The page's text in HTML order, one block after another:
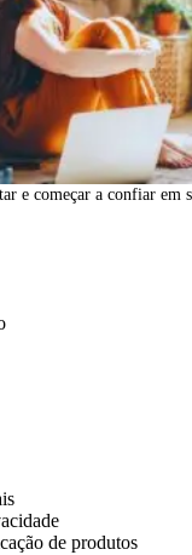
e começar a confiar em
de produtos